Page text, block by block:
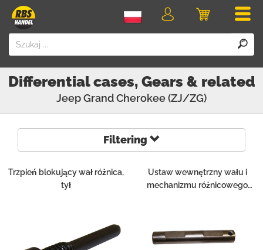
Koszyk
Logowanie
Differential cases, Gears & related
JeepGrand Cherokee (ZJ/ZG)
Filtering
Trzpień blokujący wał różnica,
tył
Ustaw wewnętrzny wału i
mechanizmu różnicowego